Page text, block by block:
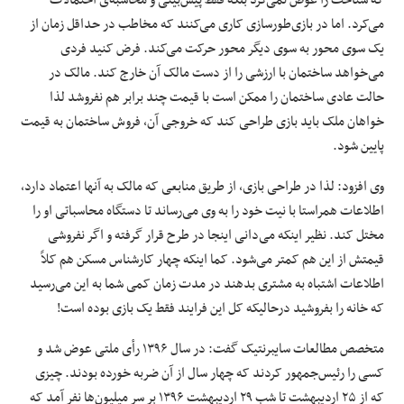
می‌کرد. اما در بازی‌طورسازی کاری می‌کنند که مخاطب در حداقل زمان از
یک سوی محور به سوی دیگر محور حرکت می‌کند. فرض کنید فردی
می‌خواهد ساختمان با ارزشی را از دست مالک آن خارج کند. مالک در
حالت عادی ساختمان را ممکن است با قیمت چند برابر هم نفروشد لذا
خواهان ملک باید بازی‌ طراحی کند که خروجی آن، فروش ساختمان به قیمت
پایین شود.
وی افزود: لذا در طراحی بازی، از طریق منابعی که مالک به آنها اعتماد دارد،
اطلاعات همراستا با نیت خود را به وی می‌رساند تا دستگاه محاسباتی او را
مختل کند. نظیر اینکه می‌دانی اینجا در طرح قرار گرفته و اگر نفروشی
قیمتش از این هم کمتر می‌شود. کما اینکه چهار کارشناس مسکن هم کلاً
اطلاعات اشتباه به مشتری بدهند در مدت زمان کمی شما به این می‌رسید
که خانه را بفروشید درحالیکه کل این فرایند فقط یک بازی بوده است!
متخصص مطالعات سایبرنتیک گفت: در سال ۱۳۹۶ رأی ملتی عوض شد و
کسی را رئیس‌جمهور کردند که چهار سال از آن ضربه خورده بودند. چیزی
که از ۲۵ اردیبهشت تا شب ۲۹ اردیبهشت ۱۳۹۶ بر سر میلیون‌ها نفر آمد که